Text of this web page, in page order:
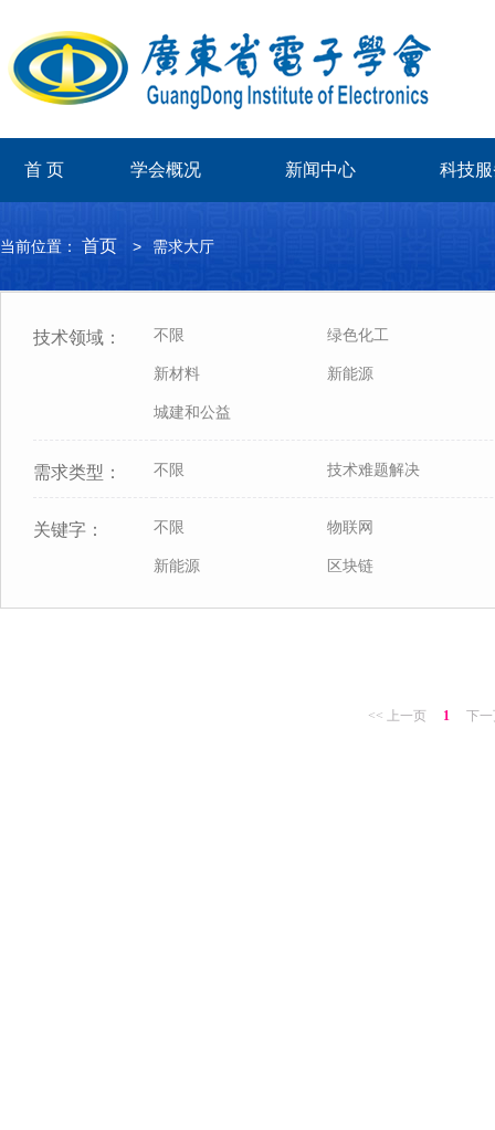
首 页 学会概况 新闻中心 科技
当前位置： 首页 > 需求大厅
技术领域： 不限 绿色化工
新材料 新能源
城建和公益
需求类型： 不限 技术难题解决
关键字： 不限 物联网
新能源 区块链
<< 上一页 1 下